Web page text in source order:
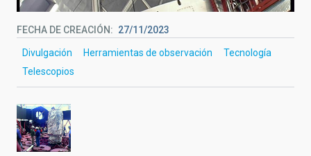
FECHA DE CREACIÓN 27/11/2023
Divulgación Herramientas de observación
Tecnología
Telescopios